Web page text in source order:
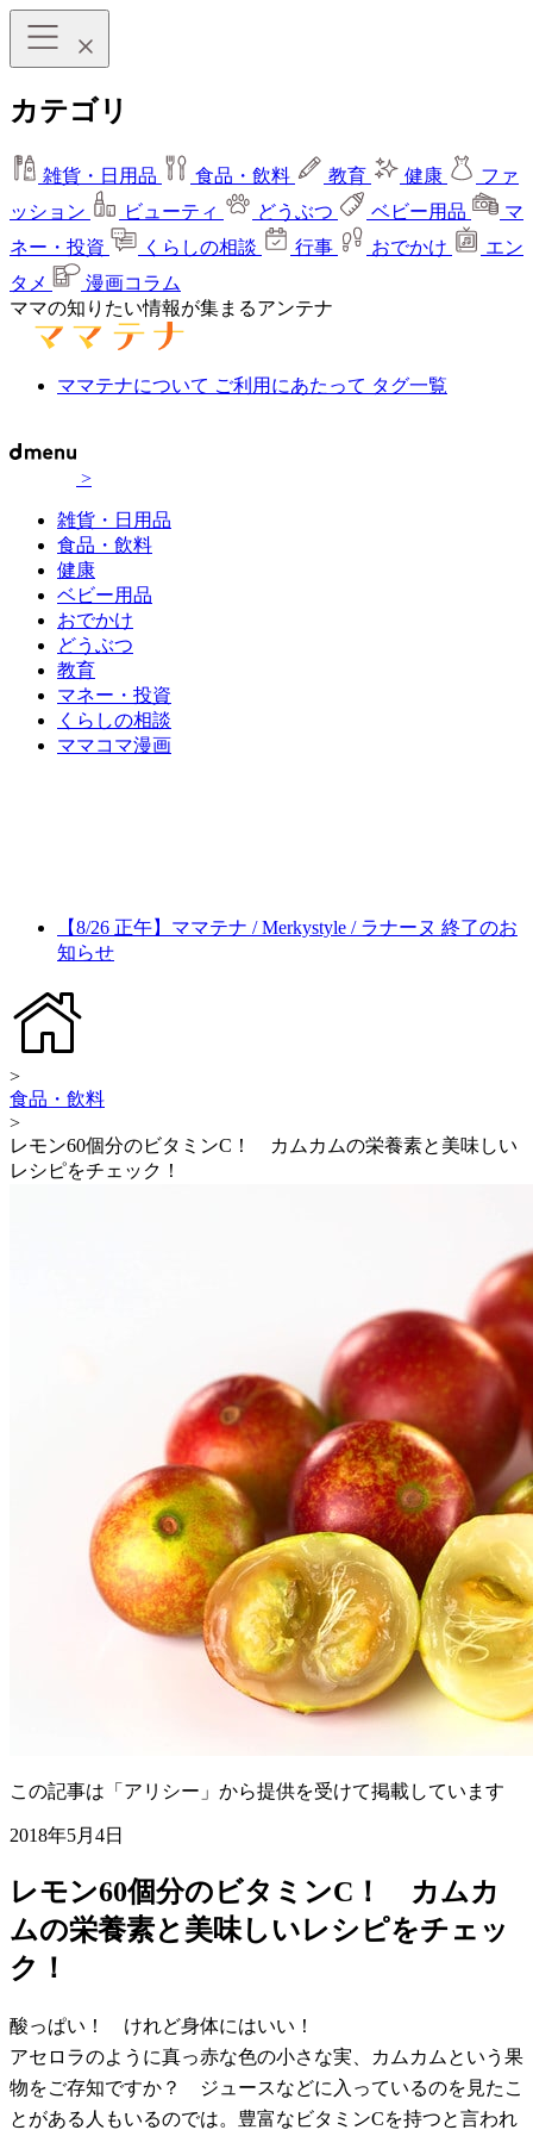
カテゴリ
雑貨・日用品 食品・飲料 教育 健康
ファ
ッション
ビューティ どうぶつ ベビー用品
マ
ネー・投資
くらしの相談 行事 おでかけ
エン
タメ
漫画コラム
ママの知りたい情報が集まるアンテナ
ママテナについて ご利用にあたって タグ一覧
>
雑貨・日用品
食品・飲料
健康
ベビー用品
おでかけ
どうぶつ
教育
マネー・投資
くらしの相談
ママコマ漫画
【8/26 正午】ママテナ / Merkystyle / ラナーヌ 終了のお
知らせ
>
食品・飲料
>
レモン60個分のビタミンC！ カムカムの栄養素と美味しい
レシピをチェック！
この記事は「アリシー」から提供を受けて掲載しています
2018年5月4日
レモン60個分のビタミンC！ カムカ
ムの栄養素と美味しいレシピをチェッ
ク！
酸っぱい！ けれど身体にはいい！
アセロラのように真っ赤な色の小さな実、カムカムという果
物をご存知ですか？ ジュースなどに入っているのを見たこ
とがある人もいるのでは。豊富なビタミンCを持つと言われ